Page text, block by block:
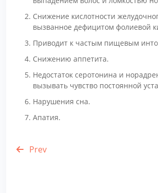
Снижение кислотности
вызванное дефицитом фолиевой
Приводит к частым пищевым
Снижению аппетита.
Недостаток серотонина и
вызывать чувство постоянной
Нарушения сна.
Апатия.
Prev